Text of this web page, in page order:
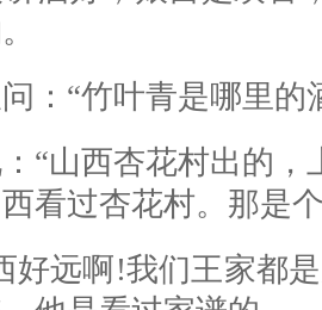
“竹叶青是哪里的
山西杏花村出的，
看过杏花村。那是
远啊!我们王家都是